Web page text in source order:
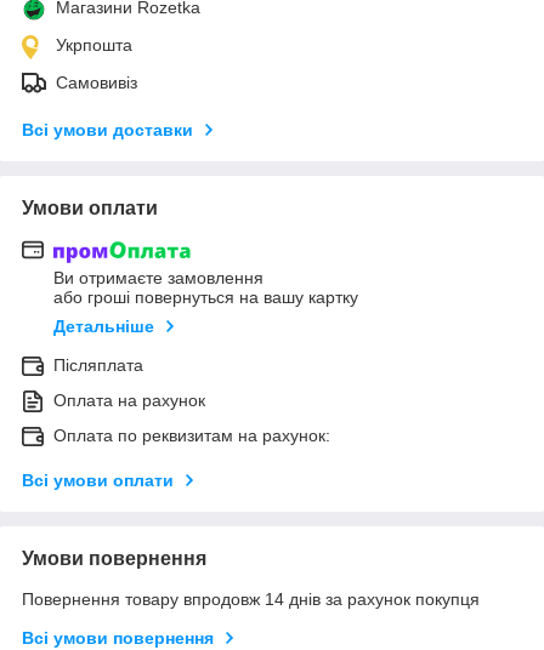
Магазини Rozetka
Укрпошта
Самовивіз
Всі умови доставки
Умови оплати
Ви отримаєте замовлення
або гроші повернуться на вашу картку
Детальніше
Післяплата
Оплата на рахунок
Оплата по реквизитам на рахунок:
Всі умови оплати
Умови повернення
Повернення товару впродовж 14 днів за рахунок покупця
Всі умови повернення